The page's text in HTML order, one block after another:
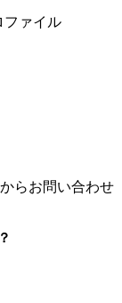
ファイル
らお問い合わせ